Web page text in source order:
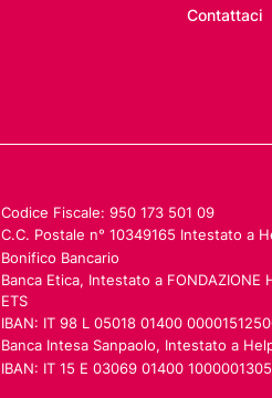
Contattaci
Codice Fiscale: 950 173 501 09
C.C. Postale n° 10349165 Intestato a
Bonifico Bancario
Banca Etica, Intestato a FONDAZIONE
ETS
IBAN: IT 98 L 05018 01400
Banca Intesa Sanpaolo, Intestato a
IBAN: IT 15 E 03069 01400